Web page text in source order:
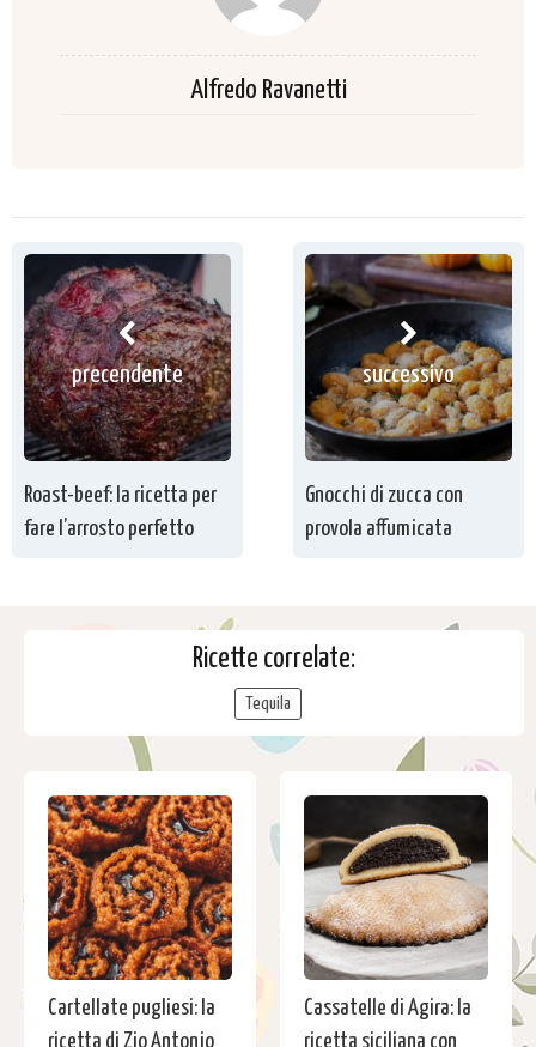
Alfredo Ravanetti
precendente
Roast-beef: la ricetta per
fare l’arrosto perfetto
successivo
Gnocchi di zucca con
provola affumicata
Ricette correlate:
Tequila
Cartellate pugliesi: la
ricetta di Zio Antonio
Cassatelle di Agira: la
ricetta siciliana con